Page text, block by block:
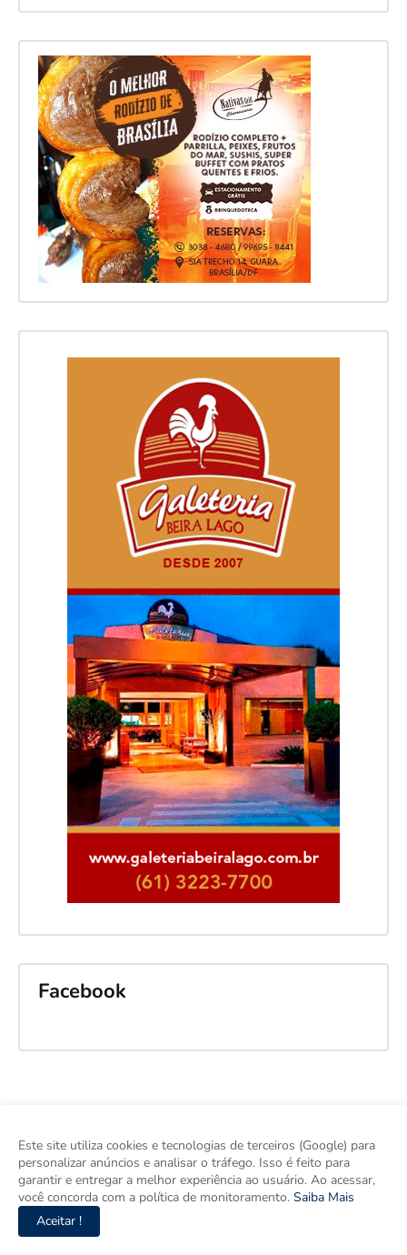
Facebook
Este site utiliza cookies e tecnologias de terceiros (Google) para
personalizar anúncios e analisar o tráfego. Isso é feito para
garantir e entregar a melhor experiência ao usuário. Ao acessar,
você concorda com a política de monitoramento. Saiba Mais
Aceitar !